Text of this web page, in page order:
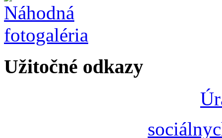
Užitočné odkazy